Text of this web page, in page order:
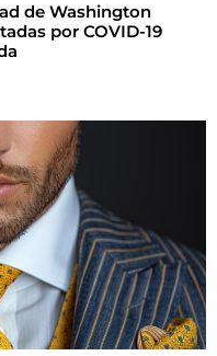
de Washington
por COVID-19